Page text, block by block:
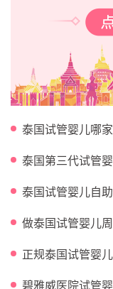
泰国试管婴儿哪
泰国第三代试管
泰国试管婴儿自
做泰国试管婴儿
正规泰国试管婴
碧雅威医院试管